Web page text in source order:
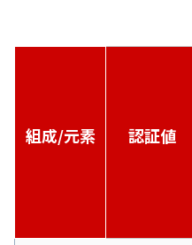
組成/元素 認証値